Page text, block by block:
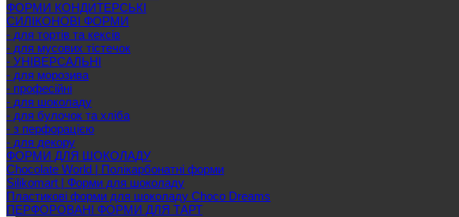
ФОРМИ КОНДИТЕРСЬКІ
СИЛІКОНОВІ ФОРМИ
- для тортів та кексів
- для мусових тістечок
- УНІВЕРСАЛЬНІ
- для морозива
- професійні
- для шоколаду
- для булочок та хліба
- з перфорацією
- для декору
ФОРМИ ДЛЯ ШОКОЛАДУ
Chocolate World | Полікарбонатні форми
Silikomart | Форми для шоколаду
Пластикові форми для шоколаду Choco Dreams
ПЕРФОРОВАНІ ФОРМИ ДЛЯ ТАРТ